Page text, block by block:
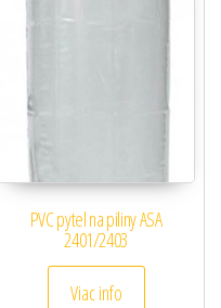
PVC pytel na piliny ASA
2401/2403
Viac info